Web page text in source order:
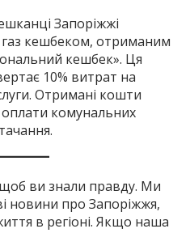
Запоріжжі
газ кешбеком, отриманим
кешбек». Ця
10% витрат на
Отримані кошти
комунальних
ви знали правду. Ми
новини про Запоріжжя,
в регіоні. Якщо наша